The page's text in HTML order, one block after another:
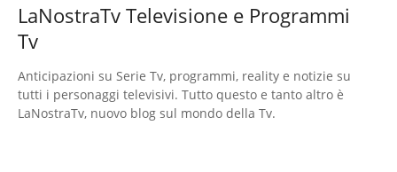
LaNostraTv Televisione e Programmi
Tv
Anticipazioni su Serie Tv, programmi, reality e notizie su
tutti i personaggi televisivi. Tutto questo e tanto altro è
LaNostraTv, nuovo blog sul mondo della Tv.